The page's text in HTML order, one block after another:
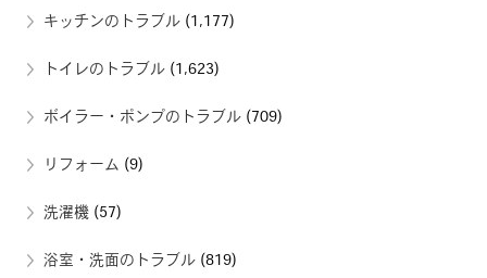
キッチンのトラブル (1,177)
トイレのトラブル (1,623)
ボイラー・ポンプのトラブル (709)
リフォーム (9)
洗濯機 (57)
浴室・洗面のトラブル (819)